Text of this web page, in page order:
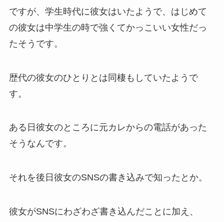
ですが、学生時代に彼女はいたようで、はじめて
の彼女は中学生の時で強くてかっこいい女性だっ
たそうです。
歴代の彼女のひとりとは同棲もしていたようで
す。
ある日彼女のところに元カレからの電話があった
そうなんです。
それを後日彼女のSNSの書き込みで知ったとか。
彼女がSNSにわざわざ書き込んだことに加え、